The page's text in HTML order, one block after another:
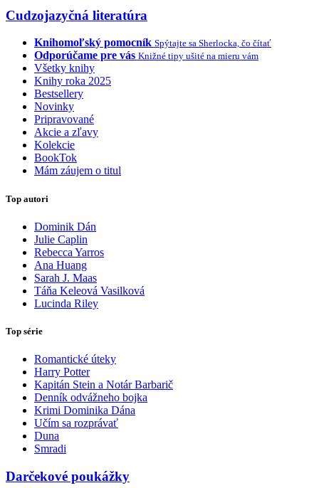
Cudzojazyčná literatúra
Knihomoľský pomocník Spýtajte sa Sherlocka, čo čítať
Odporúčame pre vás Knižné tipy ušité na mieru vám
Všetky knihy
Knihy roka 2025
Bestsellery
Novinky
Pripravované
Akcie a zľavy
Kolekcie
BookTok
Mám záujem o titul
Top autori
Dominik Dán
Julie Caplin
Rebecca Yarros
Ana Huang
Sarah J. Maas
Táňa Keleová Vasilková
Lucinda Riley
Top série
Romantické úteky
Harry Potter
Kapitán Stein a Notár Barbarič
Denník odvážneho bojka
Krimi Dominika Dána
Učím sa rozprávať
Duna
Smradi
Darčekové poukážky